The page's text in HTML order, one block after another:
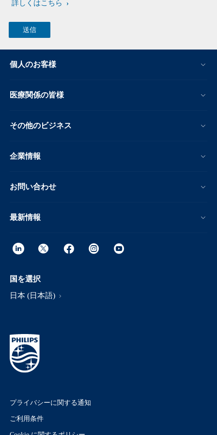
詳しくはこちら
個人のお客様
医療関係の皆様
その他のビジネス
企業情報
お問い合わせ
最新情報
国を選択
日本 (日本語)
プライバシーに関する通知
ご利用条件